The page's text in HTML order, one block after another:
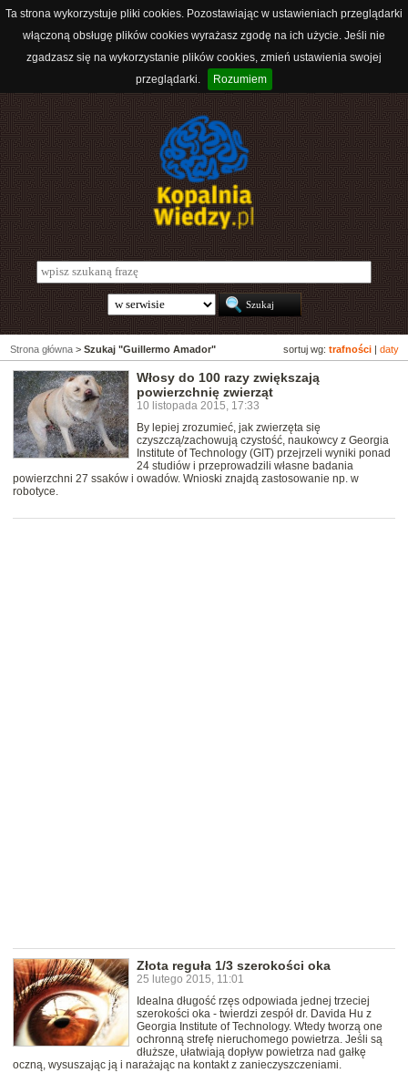
Ta strona wykorzystuje pliki cookies. Pozostawiając w ustawieniach przeglądarki
włączoną obsługę plików cookies wyrażasz zgodę na ich użycie. Jeśli nie
zgadzasz się na wykorzystanie plików cookies, zmień ustawienia swojej
przeglądarki.
Rozumiem
sortuj wg: trafności daty
Strona główna > Szukaj "Guillermo Amador"
Włosy do 100 razy zwiększają
powierzchnię zwierząt
10 listopada 2015, 17:33
By lepiej zrozumieć, jak zwierzęta się
czyszczą/zachowują czystość, naukowcy z Georgia
Institute of Technology (GIT) przejrzeli wyniki ponad
24 studiów i przeprowadzili własne badania
powierzchni 27 ssaków i owadów. Wnioski znajdą zastosowanie np. w
robotyce.
Złota reguła 1/3 szerokości oka
25 lutego 2015, 11:01
Idealna długość rzęs odpowiada jednej trzeciej
szerokości oka - twierdzi zespół dr. Davida Hu z
Georgia Institute of Technology. Wtedy tworzą one
ochronną strefę nieruchomego powietrza. Jeśli są
dłuższe, ułatwiają dopływ powietrza nad gałkę
oczną, wysuszając ją i narażając na kontakt z zanieczyszczeniami.